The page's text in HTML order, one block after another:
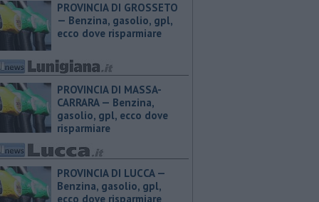
PROVINCIA DI GROSSETO
— ​Benzina, gasolio, gpl,
ecco dove risparmiare
PROVINCIA DI MASSA-
CARRARA — ​Benzina,
gasolio, gpl, ecco dove
risparmiare
PROVINCIA DI LUCCA — ​
Benzina, gasolio, gpl,
ecco dove risparmiare